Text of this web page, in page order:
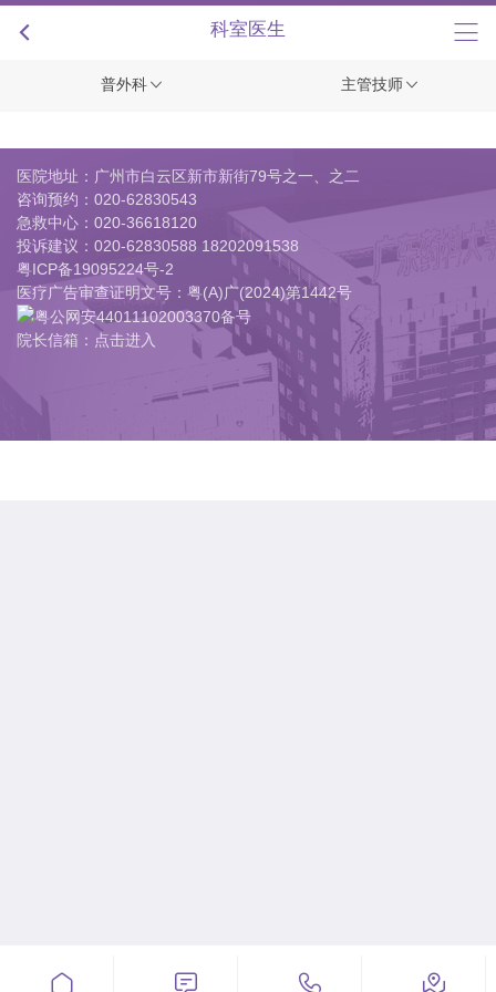
科室医生
普外科 主管技师
   
医院地址：广州市白云区新市新街79号之一、之二
咨询预约： 020-62830543
急救中心： 020-36618120
投诉建议： 020-62830588 18202091538
粤ICP备19095224号-2
医疗广告审查证明文号：粤(A)广(2024)第1442号
粤公网安44011102003370备号
院长信箱：点击进入